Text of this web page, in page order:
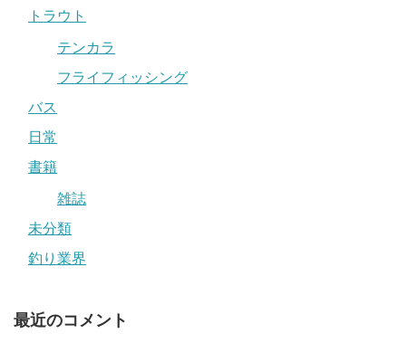
トラウト
テンカラ
フライフィッシング
バス
日常
書籍
雑誌
未分類
釣り業界
最近のコメント